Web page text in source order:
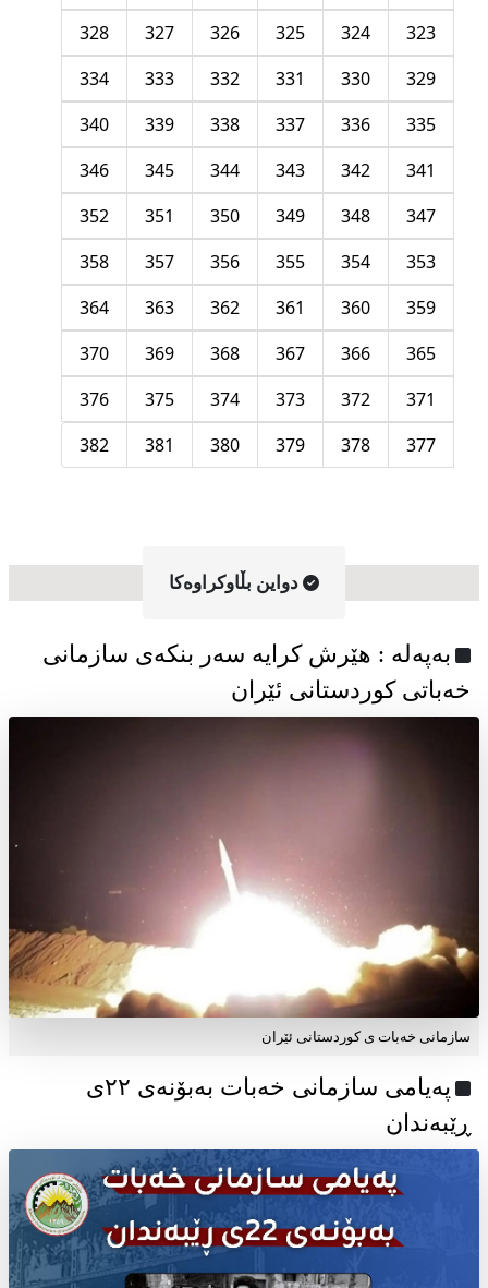
323
324
325
326
327
328
329
330
331
332
333
334
335
336
337
338
339
340
341
342
343
344
345
346
347
348
349
350
351
352
353
354
355
356
357
358
359
360
361
362
363
364
365
366
367
368
369
370
371
372
373
374
375
376
377
378
379
380
381
382
دواین بڵاوکراوه‌کا
به‌په‌له‌ : هێرش کرایە سەر بنکەی سازمانی
خەباتی کوردستانی ئێران
سازمانی خەبات ی کوردستانی ئێران
پەیامی سازمانی خەبات بەبۆنەی ۲۲ی
ڕێبەندان